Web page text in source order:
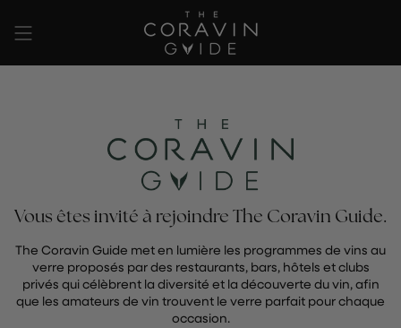
au
contenu
de
Vous êtes invité à rejoindre The Coravin Guide.
The Coravin Guide met en lumière les programmes de vins au
verre proposés par des restaurants, bars, hôtels et clubs
privés qui célèbrent la diversité et la découverte du vin, afin
que les amateurs de vin trouvent le verre parfait pour chaque
occasion.